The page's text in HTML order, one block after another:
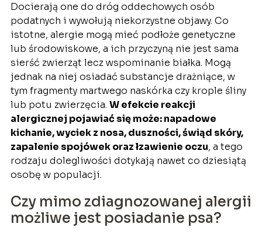
Docierają one do dróg oddechowych osób
podatnych i wywołują niekorzystne objawy. Co
istotne, alergie mogą mieć podłoże genetyczne
lub środowiskowe, a ich przyczyną nie jest sama
sierść zwierząt lecz wspominanie białka. Mogą
jednak na niej osiadać substancje drażniące, w
tym fragmenty martwego naskórka czy krople śliny
lub potu zwierzęcia. W efekcie reakcji
alergicznej pojawiać się może: napadowe
kichanie, wyciek z nosa, duszności, świąd skóry,
zapalenie spojówek oraz łzawienie oczu, a tego
rodzaju dolegliwości dotykają nawet co dziesiątą
osobę w populacji.
Czy mimo zdiagnozowanej alergii
możliwe jest posiadanie psa?